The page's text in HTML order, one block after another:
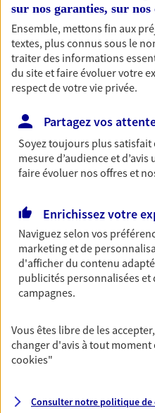
entreprises
Comme vous, nous
bâtissons ensemble des
protéger votre activité, vos
vous-même et votre famille.
vie
Achat immobilier,
d'assurance et d'épargne.
cohérent avec vos besoins
Vous aider à
épargne
fructifier votre épargne.
objectifs ? Rien ne
Assurance vie, PER,
Vous
sur nos garanties, sur nos
Ensemble, mettons fin aux
textes, plus connus sous le
traiter des informations
du site et faire évoluer votre
respect de votre vie privée.
Partagez vos
Soyez toujours plus satisfait
mesure d’audience et
faire évoluer nos offres et
Enrichissez votre
Naviguez selon vos
marketing et de
d'afficher du contenu
publicités personnalisées et
campagnes.
Vous êtes libre de les
changer d'avis à tout moment
cookies"
Consulter notre politique de